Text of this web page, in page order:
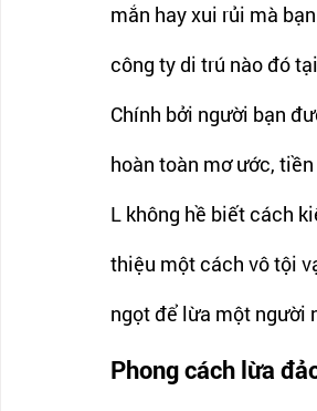
mắn hay xui rủi mà
công ty di trú nào đó
Chính bởi người bạn
hoàn toàn mơ ước,
L không hề biết cách
thiệu một cách vô tội
ngọt để lừa một người
Phong cách lừa